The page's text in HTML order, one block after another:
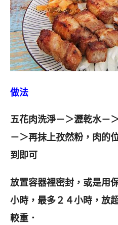
做法
五花肉洗淨－＞瀝乾水－
－＞再抹上孜然粉，肉的
到即可
放置容器裡密封，或是用
小時，最多２４小時，放
較重．